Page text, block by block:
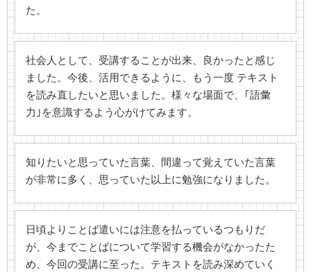
た。
社会人として、受講することが出来、良かったと感じ
ました。今後、活用できるように、もう一度 テキスト
を読み直したいと思いました。様々な場面で、｢語彙
力｣を意識するよう心がけてみます。
知りたいと思っていた言葉、間違って覚えていた言葉
が非常に多く、思っていた以上に勉強になりました。
日頃よりことば遣いには注意を払っているつもりだ
が、今までことばについて学習する機会がなかったた
め、今回の受講に至った。テキストを読み深めていく